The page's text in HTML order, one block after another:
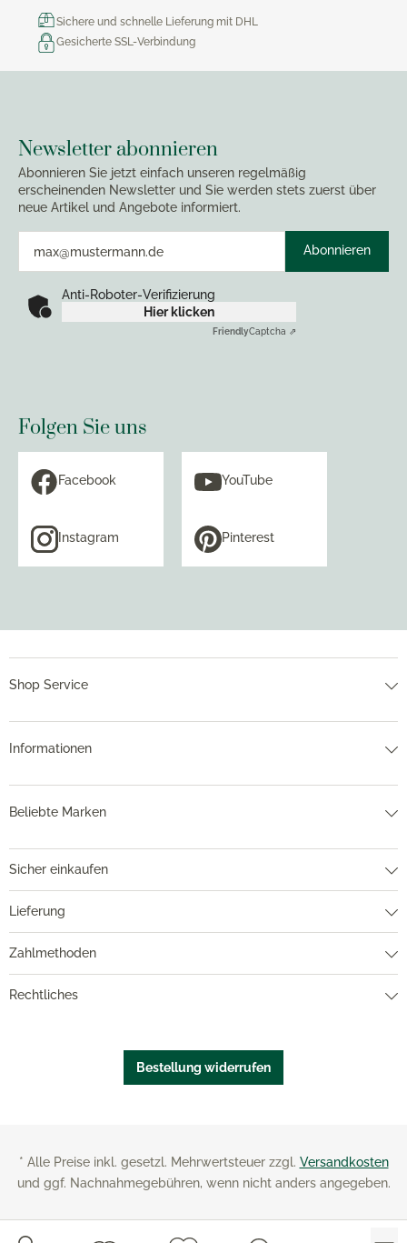
Sichere und schnelle Lieferung mit DHL
Gesicherte SSL-Verbindung
Newsletter abonnieren
Abonnieren Sie jetzt einfach unseren regelmäßig
erscheinenden Newsletter und Sie werden stets zuerst über
neue Artikel und Angebote informiert.
Abonnieren
Anti-Roboter-Verifizierung
Hier klicken
FriendlyCaptcha ⇗
Folgen Sie uns
Facebook YouTube
Instagram Pinterest
Shop Service
Informationen
Beliebte Marken
Sicher einkaufen
Lieferung
Zahlmethoden
Rechtliches
Bestellung widerrufen
* Alle Preise inkl. gesetzl. Mehrwertsteuer zzgl. Versandkosten
und ggf. Nachnahmegebühren, wenn nicht anders angegeben.